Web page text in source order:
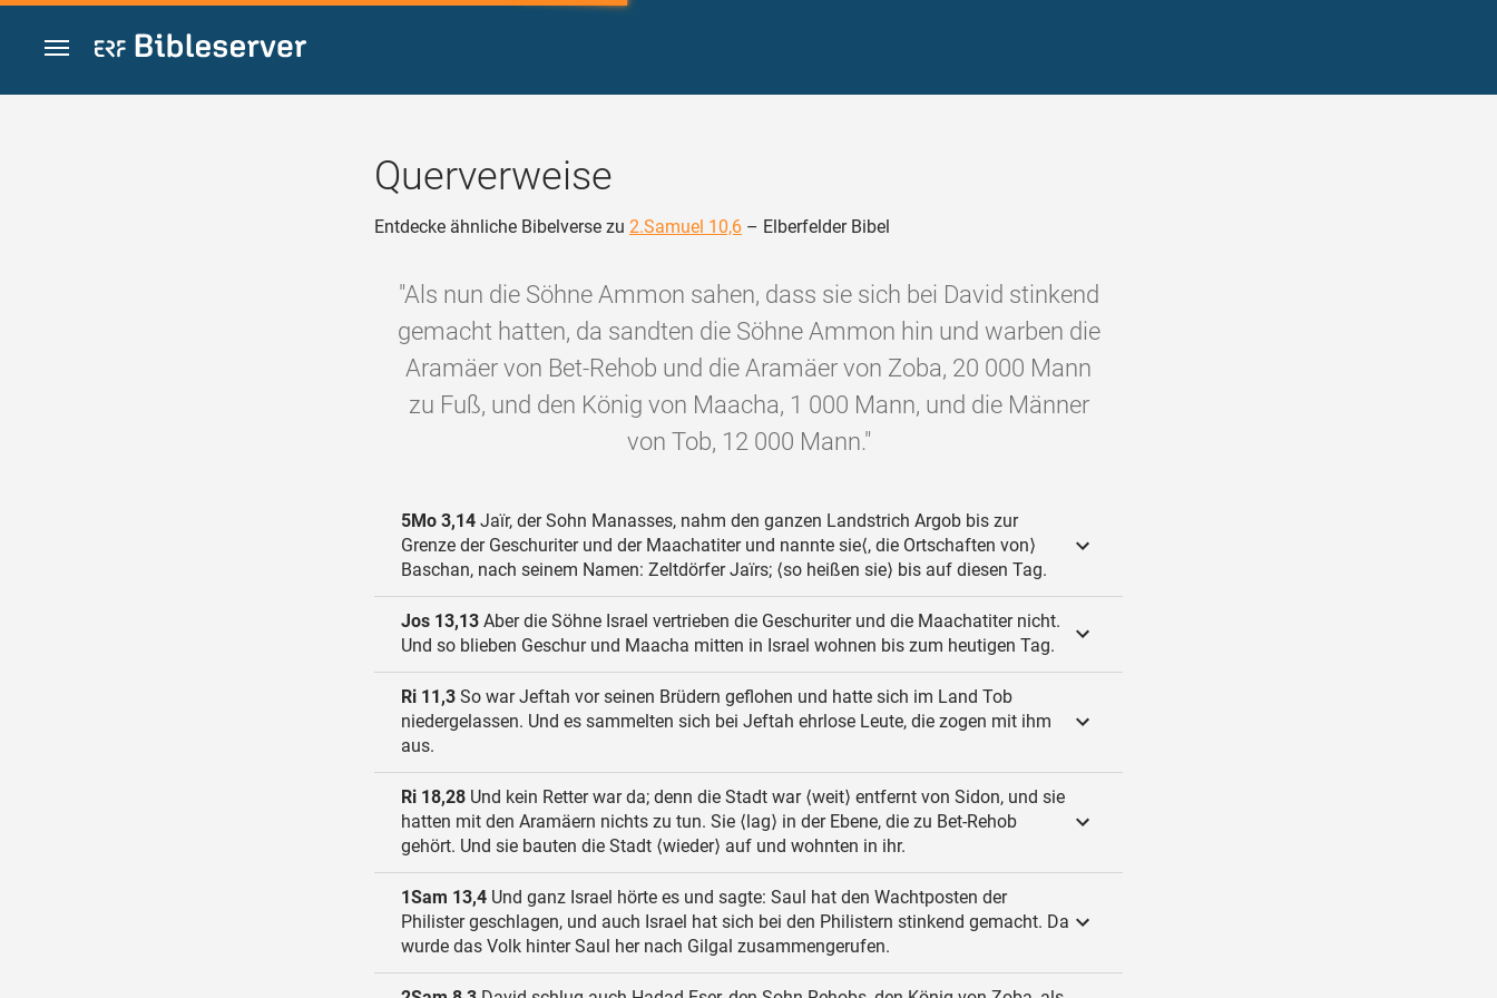
Zum Inhalt springen
Querverweise
Entdecke ähnliche Bibelverse zu 2.Samuel 10,6 – Elberfelder Bibel
"Als nun die Söhne Ammon sahen, dass sie sich bei David stinkend
gemacht hatten, da sandten die Söhne Ammon hin und warben die
Aramäer von Bet-Rehob und die Aramäer von Zoba, 20 000 Mann
zu Fuß, und den König von Maacha, 1 000 Mann, und die Männer
von Tob, 12 000 Mann."
5Mo 3,14 Jaïr, der Sohn Manasses, nahm den ganzen Landstrich Argob bis zur
Grenze der Geschuriter und der Maachatiter und nannte sie⟨, die Ortschaften von⟩
Baschan, nach seinem Namen: Zeltdörfer Jaïrs; ⟨so heißen sie⟩ bis auf diesen Tag.
Jos 13,13 Aber die Söhne Israel vertrieben die Geschuriter und die Maachatiter nicht.
Und so blieben Geschur und Maacha mitten in Israel wohnen bis zum heutigen Tag.
Ri 11,3 So war Jeftah vor seinen Brüdern geflohen und hatte sich im Land Tob
niedergelassen. Und es sammelten sich bei Jeftah ehrlose Leute, die zogen mit ihm
aus.
Ri 18,28 Und kein Retter war da; denn die Stadt war ⟨weit⟩ entfernt von Sidon, und sie
hatten mit den Aramäern nichts zu tun. Sie ⟨lag⟩ in der Ebene, die zu Bet-Rehob
gehört. Und sie bauten die Stadt ⟨wieder⟩ auf und wohnten in ihr.
1Sam 13,4 Und ganz Israel hörte es und sagte: Saul hat den Wachtposten der
Philister geschlagen, und auch Israel hat sich bei den Philistern stinkend gemacht. Da
wurde das Volk hinter Saul her nach Gilgal zusammengerufen.